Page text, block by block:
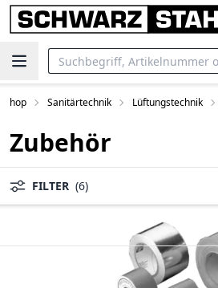
Sanitärtechnik Lüftungstechnik
Zubehör
FILTER (6)